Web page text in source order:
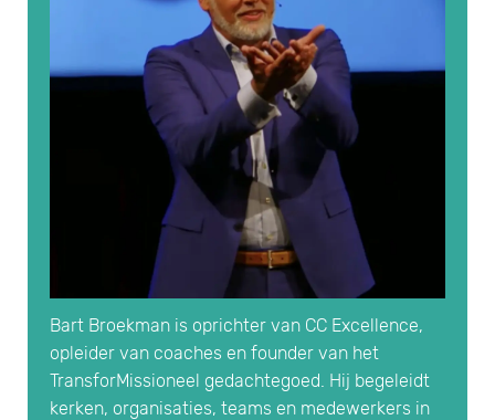
Bart Broekman is oprichter van CC Excellence,
opleider van coaches en founder van het
TransforMissioneel gedachtegoed. Hij begeleidt
kerken, organisaties, teams en medewerkers in